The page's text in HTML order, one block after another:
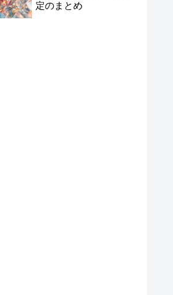
定のまとめ